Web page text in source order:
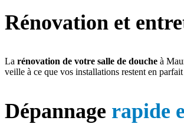
Rénovation et
La rénovation de votre salle de douche à
veille à ce que vos installations restent en
Dépannage rapide